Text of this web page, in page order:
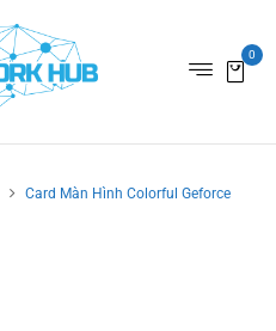
0
Card Màn Hình Colorful Geforce